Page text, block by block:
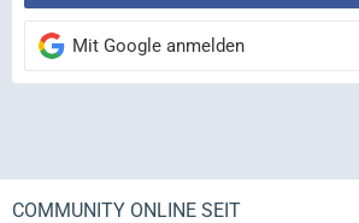
Mit Google anmelden
COMMUNITY ONLINE SEIT